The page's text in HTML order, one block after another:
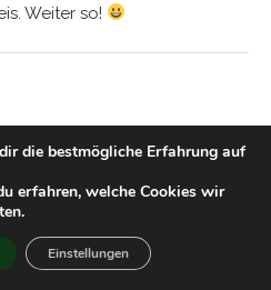
Weiter so!
zurück ;D
die bestmögliche Erfahrung auf
erfahren, welche Cookies wir
Einstellungen